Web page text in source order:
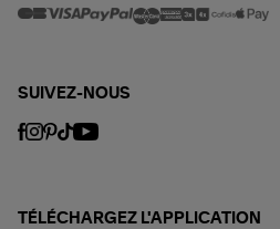
SUIVEZ-NOUS
TÉLÉCHARGEZ L'APPLICATION